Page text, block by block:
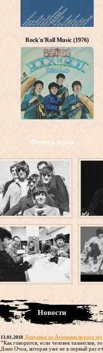
Rock'n'Roll Music (1976)
Фотогалерея
Новости
13.01.2018 Девушка из Америки играет
"Как говорится, если человек
Дэни Очоа, которая уже не в первый раз